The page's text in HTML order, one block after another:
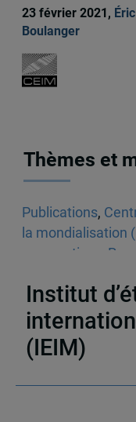
23 février 2021,
Boulanger
Thèmes et
Publications,
la mondialisation
perspectives
Institut
(IEIM)